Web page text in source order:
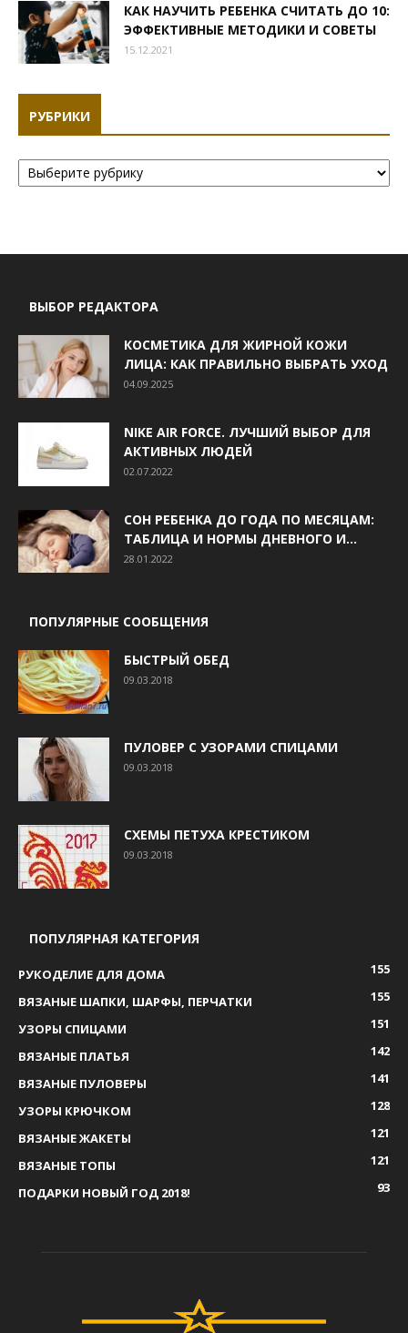
КАК НАУЧИТЬ РЕБЕНКА СЧИТАТЬ ДО 10:
ЭФФЕКТИВНЫЕ МЕТОДИКИ И СОВЕТЫ
15.12.2021
РУБРИКИ
Рубрики
ВЫБОР РЕДАКТОРА
КОСМЕТИКА ДЛЯ ЖИРНОЙ КОЖИ
ЛИЦА: КАК ПРАВИЛЬНО ВЫБРАТЬ УХОД
04.09.2025
NIKE AIR FORCE. ЛУЧШИЙ ВЫБОР ДЛЯ
АКТИВНЫХ ЛЮДЕЙ
02.07.2022
СОН РЕБЕНКА ДО ГОДА ПО МЕСЯЦАМ:
ТАБЛИЦА И НОРМЫ ДНЕВНОГО И...
28.01.2022
ПОПУЛЯРНЫЕ СООБЩЕНИЯ
БЫСТРЫЙ ОБЕД
09.03.2018
ПУЛОВЕР С УЗОРАМИ СПИЦАМИ
09.03.2018
СХЕМЫ ПЕТУХА КРЕСТИКОМ
09.03.2018
ПОПУЛЯРНАЯ КАТЕГОРИЯ
РУКОДЕЛИЕ ДЛЯ ДОМА
155
ВЯЗАНЫЕ ШАПКИ, ШАРФЫ, ПЕРЧАТКИ
155
УЗОРЫ СПИЦАМИ
151
ВЯЗАНЫЕ ПЛАТЬЯ
142
ВЯЗАНЫЕ ПУЛОВЕРЫ
141
УЗОРЫ КРЮЧКОМ
128
ВЯЗАНЫЕ ЖАКЕТЫ
121
ВЯЗАНЫЕ ТОПЫ
121
ПОДАРКИ НОВЫЙ ГОД 2018!
93